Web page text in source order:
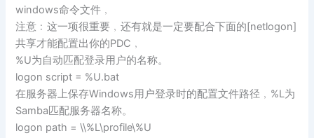
windows命令文件﹐
注意﹕这一项很重要﹐还有就是一定要配合下面的[netlogon]
共享才能配置出你的PDC﹐
%U为自动匹配登录用户的名称。
logon script = %U.bat
在服务器上保存Windows用户登录时的配置文件路径﹐%L为
Samba匹配服务器名称。
logon path = \\%L\profile\%U